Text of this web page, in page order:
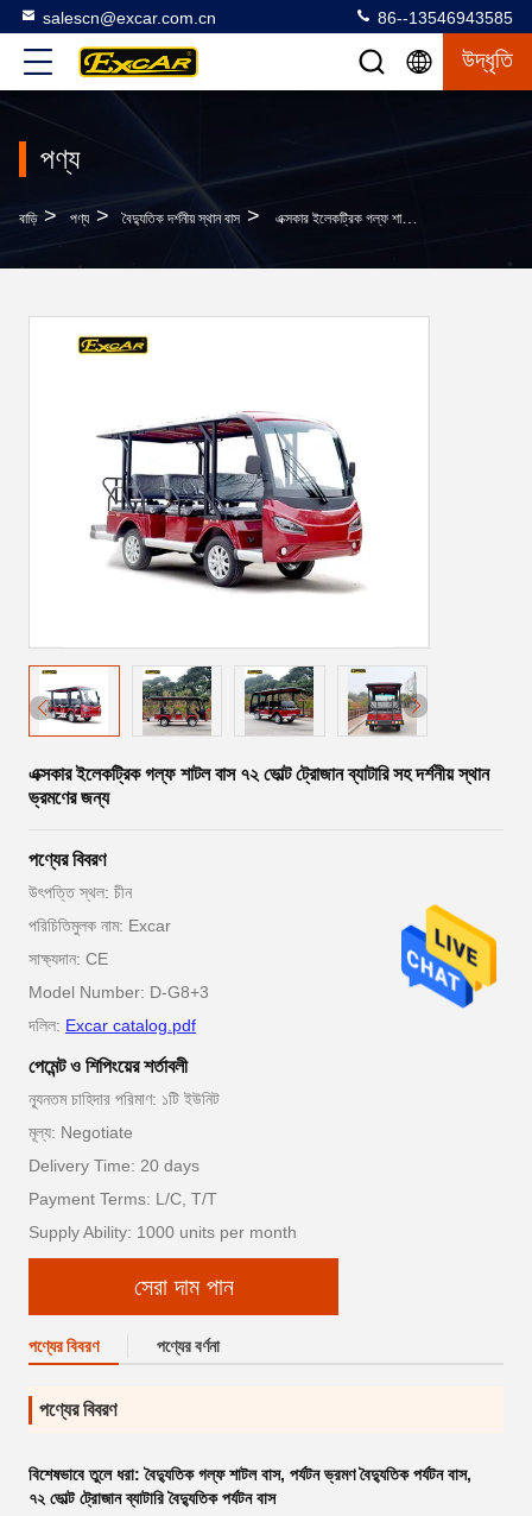
salescn@excar.com.cn 86--13546943585
উদ্ধৃতি
পণ্য
বাড়ি > পণ্য > বৈদ্যুতিক দর্শনীয় স্থান বাস > এক্সকার ইলেকট্রিক গল্ফ শাটল বাস ৭২ ভোল্ট ট্রোজান ব্যাটারি সহ দর্শনীয় স্থান ভ্রমণের জন্য
এক্সকার ইলেকট্রিক গল্ফ শাটল বাস ৭২ ভোল্ট ট্রোজান ব্যাটারি সহ দর্শনীয় স্থান
ভ্রমণের জন্য
পণ্যের বিবরণ
উৎপত্তি স্থল: চীন
পরিচিতিমুলক নাম: Excar
সাক্ষ্যদান: CE
Model Number: D-G8+3
দলিল: Excar catalog.pdf
পেমেন্ট ও শিপিংয়ের শর্তাবলী
ন্যূনতম চাহিদার পরিমাণ: ১টি ইউনিট
মূল্য: Negotiate
Delivery Time: 20 days
Payment Terms: L/C, T/T
Supply Ability: 1000 units per month
সেরা দাম পান
পণ্যের বিবরণ পণ্যের বর্ণনা
পণ্যের বিবরণ
বিশেষভাবে তুলে ধরা:বৈদ্যুতিক গল্ফ শাটল বাস, পর্যটন ভ্রমণ বৈদ্যুতিক পর্যটন বাস,
৭২ ভোল্ট ট্রোজান ব্যাটারি বৈদ্যুতিক পর্যটন বাস